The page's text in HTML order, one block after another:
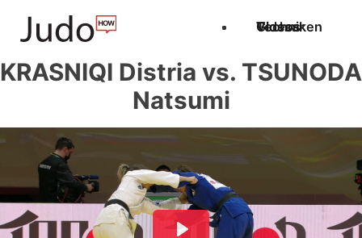
Techniken
Videos
Glossar
KRASNIQI Distria vs. TSUNODA
Natsumi